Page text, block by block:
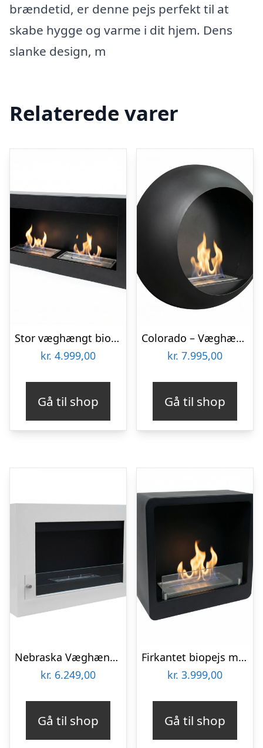
brændetid, er denne pejs perfekt til at
skabe hygge og varme i dit hjem. Dens
slanke design, m
Relaterede varer
Stor væghængt biopejs – sort
kr. 4.999,00
Gå til shop
Colorado – Væghængt biopejs
kr. 7.995,00
Gå til shop
Nebraska Væghængt Biopejs – Hvid
kr. 6.249,00
Gå til shop
Firkantet biopejs med rundede kanter – sort
kr. 3.999,00
Gå til shop